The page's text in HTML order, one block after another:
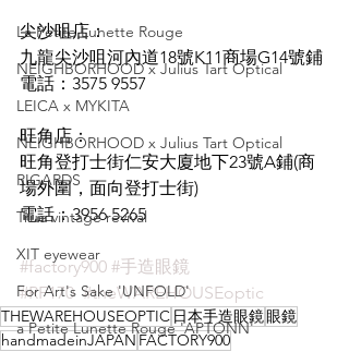
La Petite Lunette Rouge
NEIGHBORHOOD x Julius Tart Optical
LEICA x MYKITA
NEIGHBORHOOD x Julius Tart Optical
RIGARDS
True vintage revival
XIT eyewear
For Art's Sake 'UNFOLD'
a Petite Lunette Rouge 'APTONN'
尖沙咀店：
九龍尖沙咀河內道18號K11商場G14號鋪
電話：3575 9557
旺角店：
旺角登打士街仁安大廈地下23號A鋪(商
場外圍，面向登打士街)
電話：3956 5265
#factory900 #手造眼鏡
#RF170 #theWAREHOUSEoptic
THEWAREHOUSEOPTIC 日本手造眼鏡眼鏡
handmadeinJAPAN FACTORY900